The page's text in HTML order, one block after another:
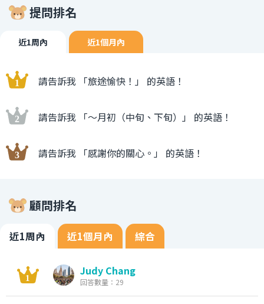
提問排名
近1周內 近1個月內
請告訴我 「旅途愉快！」 的英語！
請告訴我 「〜月初（中旬、下旬）」 的英語！
請告訴我 「感謝你的關心。」 的英語！
顧問排名
近1周內 近1個月內 綜合
Judy Chang
回答數量：29